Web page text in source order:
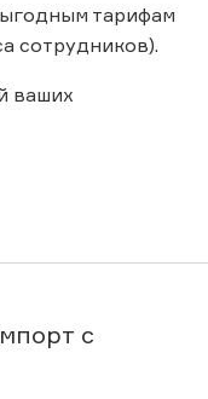
тарифам
сотрудников).
ваших
с